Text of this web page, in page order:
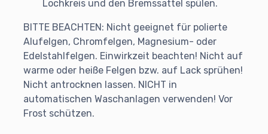
Lochkreis und den Bremssattel spülen.
BITTE BEACHTEN: Nicht geeignet für polierte
Alufelgen, Chromfelgen, Magnesium- oder
Edelstahlfelgen. Einwirkzeit beachten! Nicht auf
warme oder heiße Felgen bzw. auf Lack sprühen!
Nicht antrocknen lassen. NICHT in
automatischen Waschanlagen verwenden! Vor
Frost schützen.